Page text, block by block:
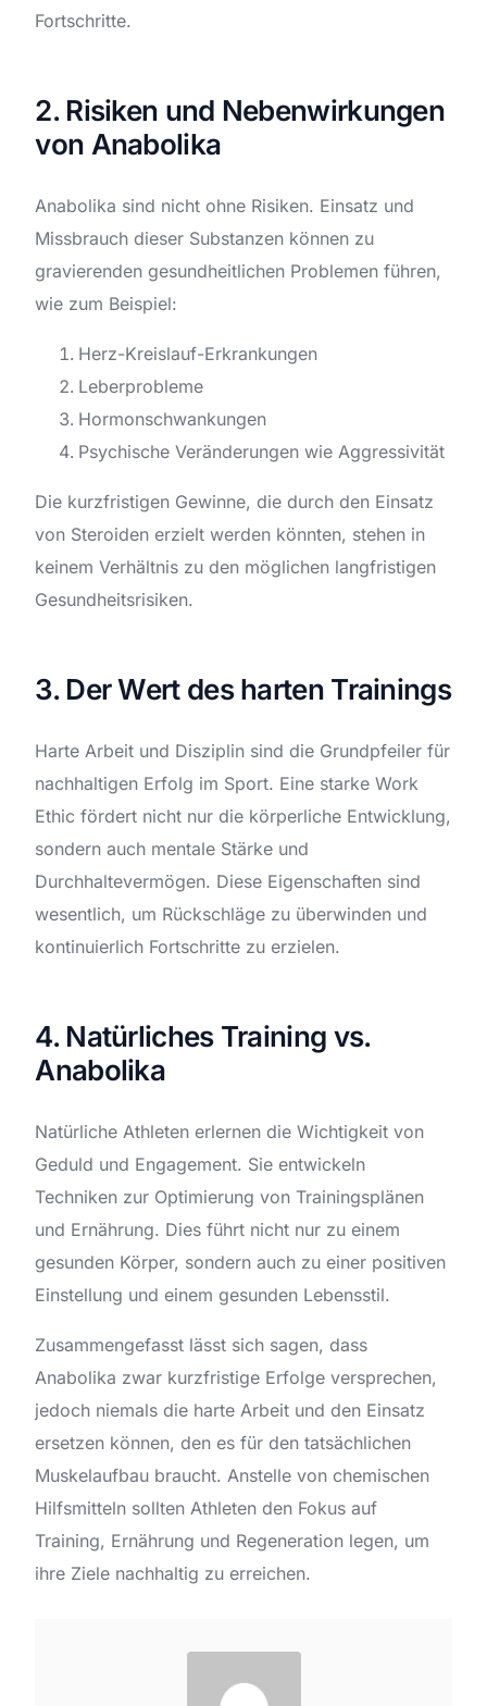
Fortschritte.
2. Risiken und Nebenwirkungen
von Anabolika
Anabolika sind nicht ohne Risiken. Einsatz und
Missbrauch dieser Substanzen können zu
gravierenden gesundheitlichen Problemen führen,
wie zum Beispiel:
Herz-Kreislauf-Erkrankungen
Leberprobleme
Hormonschwankungen
Psychische Veränderungen wie Aggressivität
Die kurzfristigen Gewinne, die durch den Einsatz
von Steroiden erzielt werden könnten, stehen in
keinem Verhältnis zu den möglichen langfristigen
Gesundheitsrisiken.
3. Der Wert des harten Trainings
Harte Arbeit und Disziplin sind die Grundpfeiler für
nachhaltigen Erfolg im Sport. Eine starke Work
Ethic fördert nicht nur die körperliche Entwicklung,
sondern auch mentale Stärke und
Durchhaltevermögen. Diese Eigenschaften sind
wesentlich, um Rückschläge zu überwinden und
kontinuierlich Fortschritte zu erzielen.
4. Natürliches Training vs.
Anabolika
Natürliche Athleten erlernen die Wichtigkeit von
Geduld und Engagement. Sie entwickeln
Techniken zur Optimierung von Trainingsplänen
und Ernährung. Dies führt nicht nur zu einem
gesunden Körper, sondern auch zu einer positiven
Einstellung und einem gesunden Lebensstil.
Zusammengefasst lässt sich sagen, dass
Anabolika zwar kurzfristige Erfolge versprechen,
jedoch niemals die harte Arbeit und den Einsatz
ersetzen können, den es für den tatsächlichen
Muskelaufbau braucht. Anstelle von chemischen
Hilfsmitteln sollten Athleten den Fokus auf
Training, Ernährung und Regeneration legen, um
ihre Ziele nachhaltig zu erreichen.